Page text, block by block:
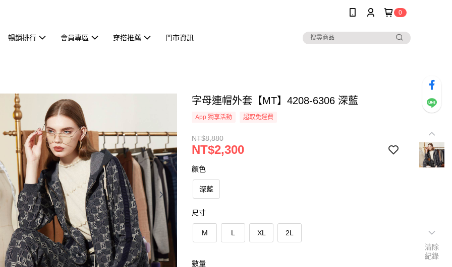
0
暢銷排行 會員專區 穿搭推薦 門市資訊
字母連帽外套【MT】4208-6306 深藍
App 獨享活動 超取免運費
NT$8,880
NT$2,300
顏色
深藍
尺寸
M L XL 2L
數量
清除
紀錄